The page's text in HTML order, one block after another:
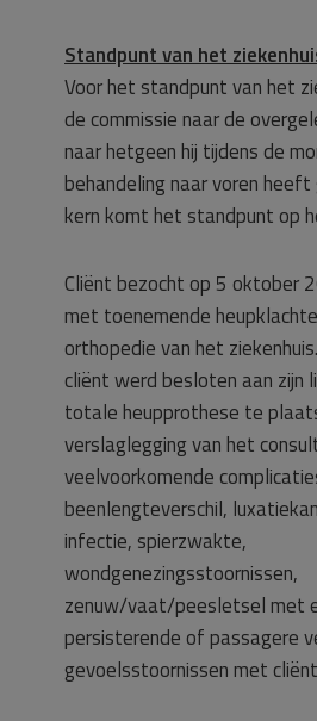
Standpunt van het
Voor het standpunt van het
de commissie naar de
naar hetgeen hij tijdens de
behandeling naar voren
kern komt het standpunt op
Cliënt bezocht op 5 oktober
met toenemende
orthopedie van het
cliënt werd besloten aan zijn
totale heupprothese te
verslaglegging van het
veelvoorkomende
beenlengteverschil,
infectie, spierzwakte,
wondgenezingsstoornissen,
zenuw/vaat/peesletsel met
persisterende of passagere
gevoelsstoornissen met